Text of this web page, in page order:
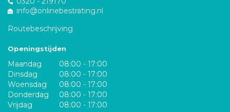
info@onlinebestrating.nl
Routebeschrijving
Openingstijden
Maandag
08:00 - 17:00
Dinsdag
08:00 - 17:00
Woensdag
08:00 - 17:00
Donderdag
08:00 - 17:00
Vrijdag
08:00 - 17:00